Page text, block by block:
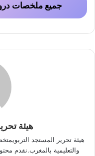
جميع ملخصات
هيئة
هيئة تحرير المستجد
والتعليمية بالمغرب.نقدم